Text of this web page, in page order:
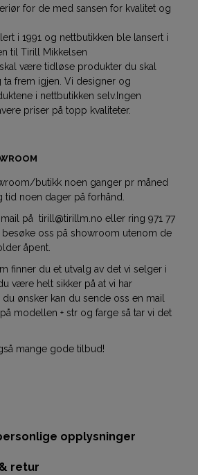
for de med sansen for kvalitet og
i 1991 og nettbutikken ble lansert i
til Tirill Mikkelsen
være tidløse produkter du skal
ta frem igjen. Vi designer og
i nettbutikken selv.Ingen
priser på topp kvaliteter.
butikk noen ganger pr måned
noen dager på forhånd.
på tirill@tirillm.no eller ring 971 77
besøke oss på showroom utenom de
åpent.
finner du et utvalg av det vi selger i
være helt sikker på at vi har
ønsker kan du sende oss en mail
modellen + str og farge så tar vi det
mange gode tilbud!
opplysninger
retur